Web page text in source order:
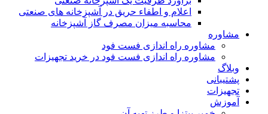
اعلام و اطفاء حریق در آشپزخانه های صنعتی
محاسبه میزان مصرف گاز آشپزخانه
مشاوره
مشاوره راه اندازی فست فود
مشاوره راه اندازی فست فود در خرید تجهیزات
وبلاگ
پشتیبانی
تجهیزات
آموزش